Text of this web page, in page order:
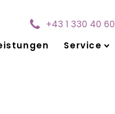
+43 1 330 40 60
Service